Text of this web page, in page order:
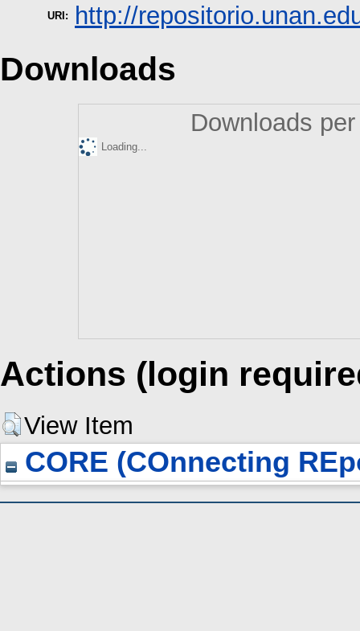
URI: http://
Downloads
Downloads
Loading...
Actions (login
View Item
CORE (COnnecting